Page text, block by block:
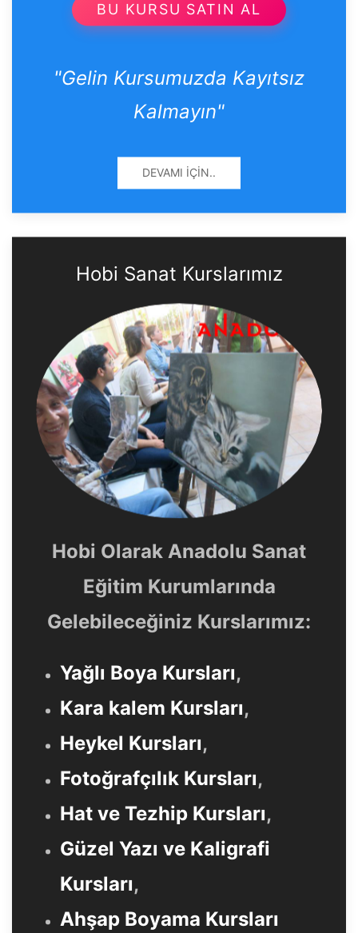
BU KURSU SATIN AL
"Gelin Kursumuzda Kayıtsız
Kalmayın"
DEVAMI İÇIN..
Hobi Sanat Kurslarımız
Hobi Olarak Anadolu Sanat
Eğitim Kurumlarında
Gelebileceğiniz Kurslarımız:
Yağlı Boya Kursları,
Kara kalem Kursları,
Heykel Kursları,
Fotoğrafçılık Kursları,
Hat ve Tezhip Kursları,
Güzel Yazı ve Kaligrafi
Kursları,
Ahşap Boyama Kursları